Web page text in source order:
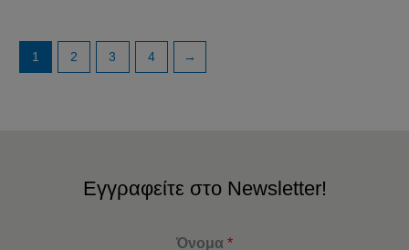
1 2 3 4 →
Εγγραφείτε στο Newsletter!
Όνομα *